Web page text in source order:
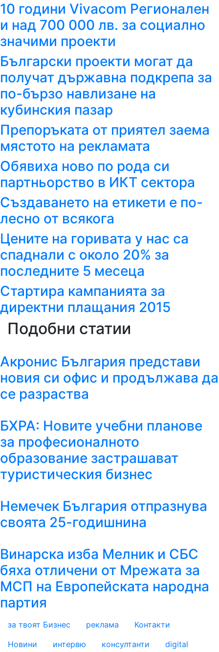
10 години Vivacom Регионален
и над 700 000 лв. за социално
значими проекти
Български проекти могат да
получат държавна подкрепа за
по-бързо навлизане на
кубинския пазар
Препоръката от приятел заема
мястото на рекламата
Обявиха ново по рода си
партньорство в ИКТ сектора
Създаването на етикети е по-
лесно от всякога
Цените на горивата у нас са
спаднали с около 20% за
последните 5 месеца
Стартира кампанията за
директни плащания 2015
Подобни статии
Акронис България представи
новия си офис и продължава да
се разраства
БХРА: Новите учебни планове
за професионалното
образование застрашават
туристическия бизнес
Немечек България отпразнува
своята 25-годишнина
Винарска изба Мелник и СБС
бяха отличени от Мрежата за
МСП на Европейската народна
партия
за твоят Бизнес реклама Контакти
footer_statii
Новини интервю консултанти digital